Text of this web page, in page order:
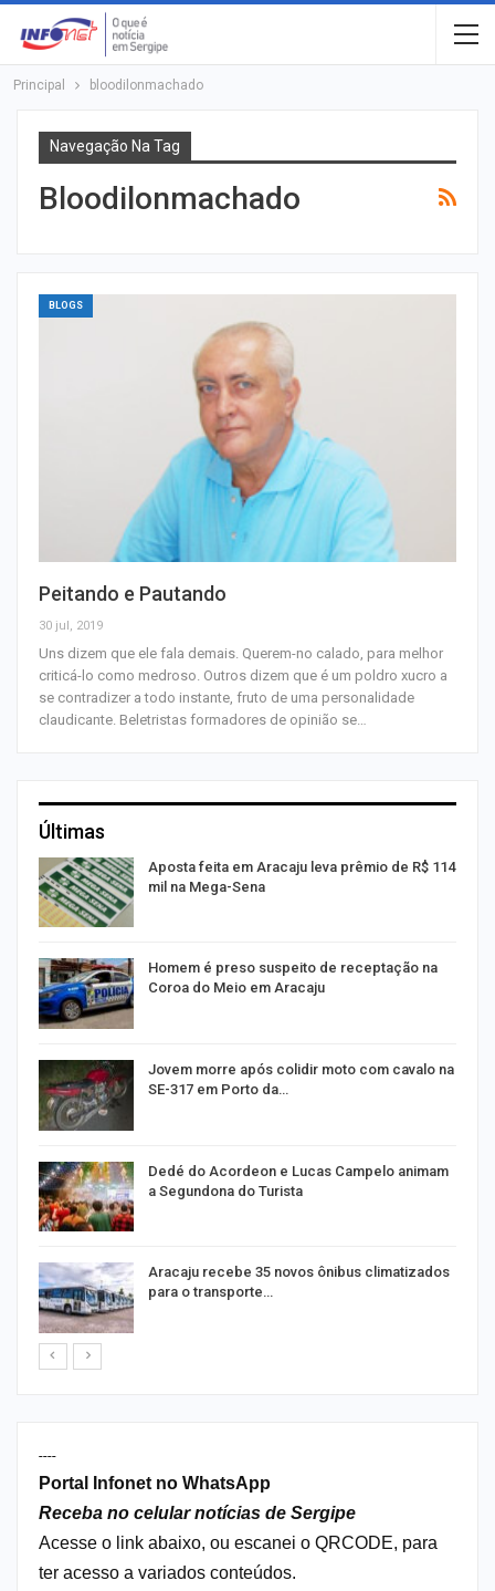
Principal bloodilonmachado
Navegação Na Tag
Bloodilonmachado
BLOGS
Peitando e Pautando
30 jul, 2019
Uns dizem que ele fala demais. Querem-no calado, para melhor
criticá-lo como medroso. Outros dizem que é um poldro xucro a
se contradizer a todo instante, fruto de uma personalidade
claudicante. Beletristas formadores de opinião se…
Últimas
Aposta feita em Aracaju leva prêmio de R$ 114
mil na Mega-Sena
Homem é preso suspeito de receptação na
Coroa do Meio em Aracaju
Jovem morre após colidir moto com cavalo na
SE-317 em Porto da…
Dedé do Acordeon e Lucas Campelo animam
a Segundona do Turista
Aracaju recebe 35 novos ônibus climatizados
para o transporte…
----
Portal Infonet no WhatsApp
Receba no celular notícias de Sergipe
Acesse o link abaixo, ou escanei o QRCODE, para
ter acesso a variados conteúdos.